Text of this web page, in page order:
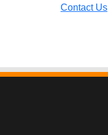
Contact Us